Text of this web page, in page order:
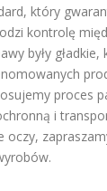
który
kontrolę
były
proces
i
oczy,